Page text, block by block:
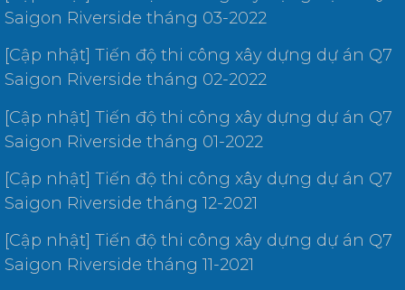
Saigon Riverside tháng 03-2022
[Cập nhật] Tiến độ thi công xây dựng dự án Q7
Saigon Riverside tháng 02-2022
[Cập nhật] Tiến độ thi công xây dựng dự án Q7
Saigon Riverside tháng 01-2022
[Cập nhật] Tiến độ thi công xây dựng dự án Q7
Saigon Riverside tháng 12-2021
[Cập nhật] Tiến độ thi công xây dựng dự án Q7
Saigon Riverside tháng 11-2021